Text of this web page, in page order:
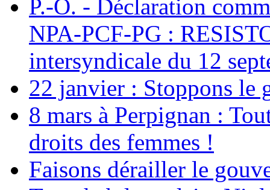
P.-O. - Déclaration
NPA-PCF-PG :
intersyndicale du 12
22 janvier : Stoppons le
8 mars à Perpignan :
droits des femmes !
Faisons dérailler le